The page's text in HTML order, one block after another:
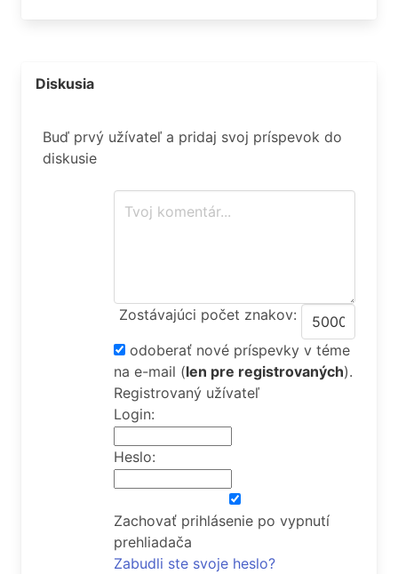
Diskusia
Buď prvý užívateľ a pridaj svoj príspevok do
diskusie
Zostávajúci počet znakov:
odoberať nové príspevky v téme
na e-mail (len pre registrovaných).
Registrovaný užívateľ
Login:
Heslo:
Zachovať prihlásenie po vypnutí
prehliadača
Zabudli ste svoje heslo?